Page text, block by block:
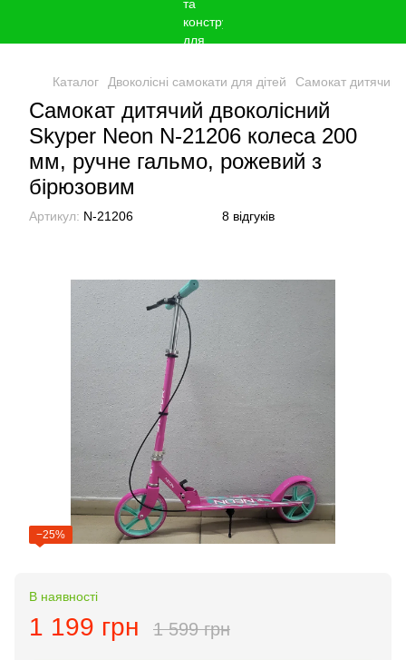
Каталог Двоколісні самокати для дітей Cамокат дитячий
Cамокат дитячий двоколісний
Skyper Neon N-21206 колеса 200
мм, ручне гальмо, рожевий з
бірюзовим
Артикул: N-21206 8 відгуків
−25%
В наявності
1 199 грн 1 599 грн